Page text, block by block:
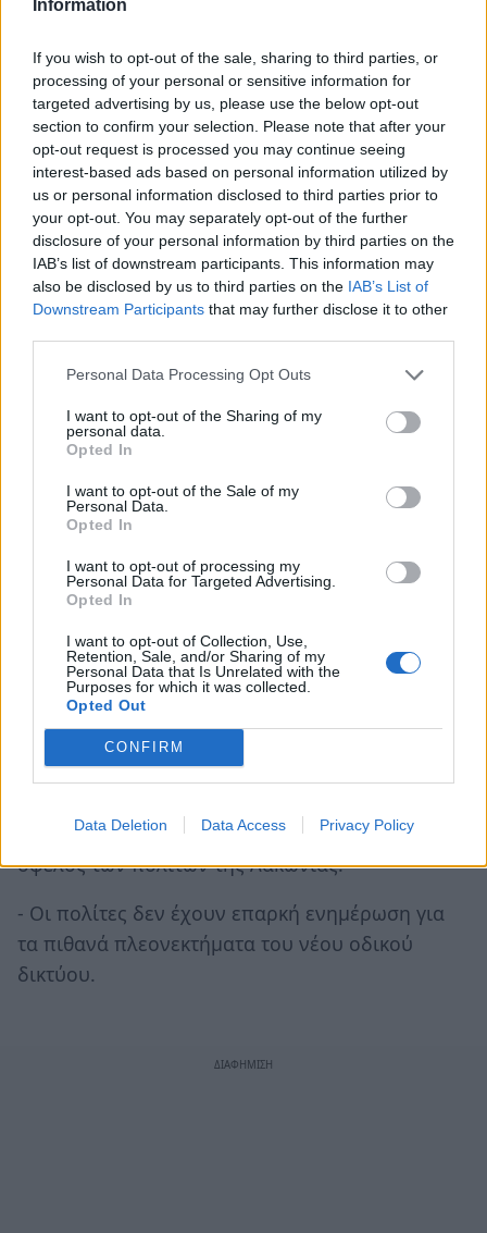
Information
If you wish to opt-out of the sale, sharing to third parties, or
processing of your personal or sensitive information for
targeted advertising by us, please use the below opt-out
section to confirm your selection. Please note that after your
opt-out request is processed you may continue seeing
interest-based ads based on personal information utilized by
us or personal information disclosed to third parties prior to
your opt-out. You may separately opt-out of the further
disclosure of your personal information by third parties on the
IAB’s list of downstream participants. This information may
also be disclosed by us to third parties on the IAB’s List of
Downstream Participants that may further disclose it to other
Personal Data Processing Opt Outs
I want to opt-out of the Sharing of my
personal data.
Opted In
I want to opt-out of the Sale of my
Personal Data.
Opted In
I want to opt-out of processing my
Personal Data for Targeted Advertising.
Opted In
I want to opt-out of Collection, Use,
Retention, Sale, and/or Sharing of my
Personal Data that Is Unrelated with the
Purposes for which it was collected.
Opted Out
CONFIRM
Data Deletion Data Access Privacy Policy
Γιατί οι Λάκωνες αποφεύγουν το νέο οδικό
που τους αποτρέπει; Είναι τα περισσότερα
χιλιόμετρα; Είναι η αίσθηση που έχουν ότι
κάνουν έναν κύκλο για να φθάσουν στην
Τρίπολη; Είναι η χάραξη του νέου δρόμου;
Γιατί προτιμούν την παλαιά εθνική οδό; Λόγοι
κόστους, λόγοι συνήθειας, λόγοι
συναισθηματικοί τους ωθούν σε αυτή την
επιλογή;
Μήπως τελικά η Λακωνία θα έχει την
απαράδεκτη πολυτέλεια για ένα χειμερινό κι
έναν θερινό δρόμο προς το κέντρο; Να
σημειωθεί ότι η παλαιά εθνική οδός είναι
Βέβαια δεν έχουμε δει χειμώνα και τη νέα οδική
αρτηρία Λεύκτρο – Σπάρτη.
Αν θέλετε να συμβάλετε στην διαμόρφωση
ορθών συμπερασμάτων ψηφίστε στην
ψηφοφορία του notospress.gr έτσι ώστε να
αποτυπωθεί η πιο αντιπροσωπευτική εικόνα.
Ο προβληματισμός των πολιτών γίνεται μεγάλος
όταν αντιλαμβάνονται ότι κάτι από τα δύο
συμβαίνει:
- Το νέο έργο δεν μελετήθηκε σωστά και προς
όφελος των πολιτών της Λακωνίας.
- Οι πολίτες δεν έχουν επαρκή ενημέρωση για
τα πιθανά πλεονεκτήματα του νέου οδικού
δικτύου.